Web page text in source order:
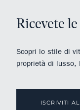
Ricevete
Scopri lo stile di
proprietà di lusso,
ISCRIVITI